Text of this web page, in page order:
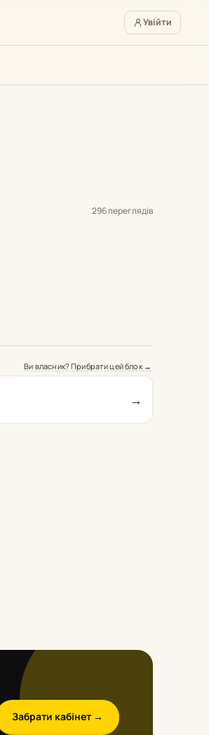
Увійти
296 переглядів
Ви власник? Прибрати цей блок →
→
Забрати кабінет →